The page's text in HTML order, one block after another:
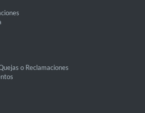
o Reclamaciones